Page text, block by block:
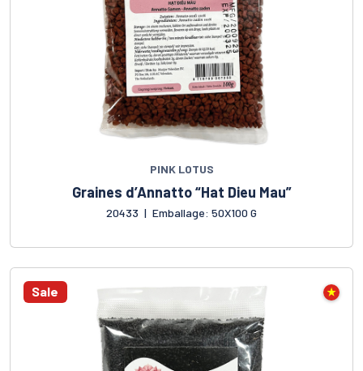
PINK LOTUS
Graines d’Annatto “Hat Dieu Mau”
20433 | Emballage: 50X100 G
Sale